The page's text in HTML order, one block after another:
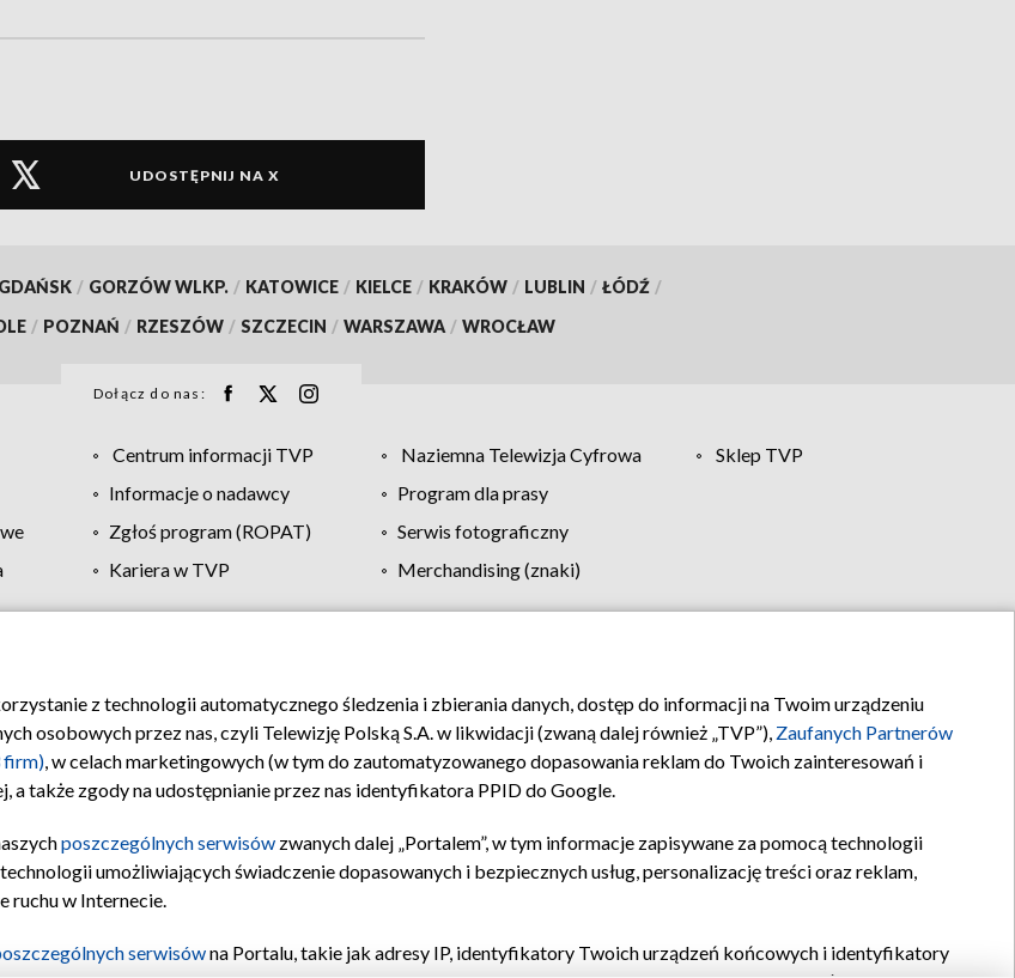
UDOSTĘPNIJ NA X
GDAŃSK / GORZÓW WLKP. / KATOWICE / KIELCE / KRAKÓW / LUBLIN / ŁÓDŹ /
/ POZNAŃ / RZESZÓW / SZCZECIN / WARSZAWA / WROCŁAW
Dołącz do nas:
Centrum informacji TVP Naziemna Telewizja Cyfrowa
Sklep TVP
Informacje o nadawcy
Program dla prasy
Zgłoś program (ROPAT)
Serwis fotograficzny
Kariera w TVP
Merchandising (znaki)
prywatności Moje zgody Pomoc Biuro reklamy Kontakt
z technologii automatycznego śledzenia i zbierania danych, dostęp do informacji na Twoim urządzeniu
osobowych przez nas, czyli Telewizję Polską S.A. w likwidacji (zwaną dalej również „TVP”), Zaufanych Partnerów
firm), w celach marketingowych (w tym do zautomatyzowanego dopasowania reklam do Twoich zainteresowań i
a także zgody na udostępnianie przez nas identyfikatora PPID do Google.
poszczególnych serwisów zwanych dalej „Portalem”, w tym informacje zapisywane za pomocą technologii
umożliwiających świadczenie dopasowanych i bezpiecznych usług, personalizację treści oraz reklam,
ruchu w Internecie.
serwisówna Portalu, takie jak adresy IP, identyfikatory Twoich urządzeń końcowych i identyfikatory